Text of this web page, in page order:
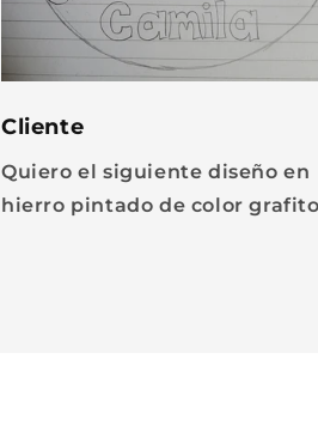
Cliente
Quiero el siguiente diseño en
hierro pintado de color